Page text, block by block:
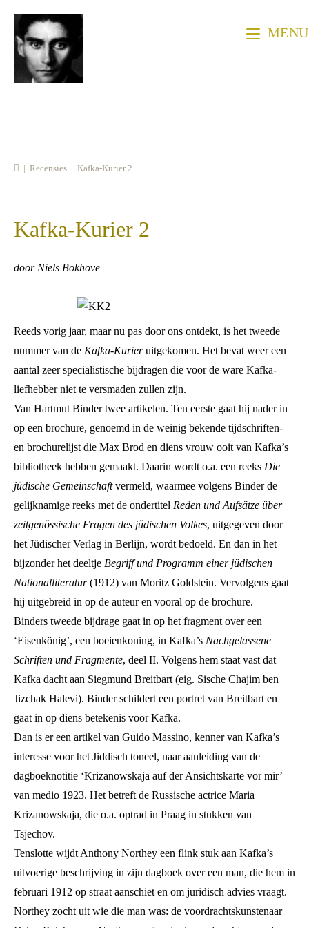
inhoud
MENU
Kafka-Kurier 2
| Recensies | Kafka-Kurier 2
door Niels Bokhove
Reeds vorig jaar, maar nu pas door ons ontdekt, is het tweede
nummer van de Kafka-Kurieruitgekomen. Het bevat weer een
aantal zeer specialistische bijdragen die voor de ware Kafka-
liefhebber niet te versmaden zullen zijn.
Van Hartmut Binder twee artikelen. Ten eerste gaat hij nader in
op een brochure, genoemd in de weinig bekende tijdschriften-
en brochurelijst die Max Brod en diens vrouw ooit van Kafka’s
bibliotheek hebben gemaakt. Daarin wordt o.a. een reeks Die
jüdische Gemeinschaftvermeld, waarmee volgens Binder de
gelijknamige reeks met de ondertitel Reden und Aufsätze über
zeitgenössische Fragen des jüdischen Volkes, uitgegeven door
het Jüdischer Verlag in Berlijn, wordt bedoeld. En dan in het
bijzonder het deeltje Begriff und Programm einer jüdischen
Nationalliteratur(1912) van Moritz Goldstein. Vervolgens gaat
hij uitgebreid in op de auteur en vooral op de brochure.
Binders tweede bijdrage gaat in op het fragment over een
‘Eisenkönig’, een boeienkoning, in Kafka’s Nachgelassene
Schriften und Fragmente, deel II. Volgens hem staat vast dat
Kafka dacht aan Siegmund Breitbart (eig. Sische Chajim ben
Jizchak Halevi). Binder schildert een portret van Breitbart en
gaat in op diens betekenis voor Kafka.
Dan is er een artikel van Guido Massino, kenner van Kafka’s
interesse voor het Jiddisch toneel, naar aanleiding van de
dagboeknotitie ‘Krizanowskaja auf der Ansichtskarte vor mir’
van medio 1923. Het betreft de Russische actrice Maria
Krizanowskaja, die o.a. optrad in Praag in stukken van
Tsjechov.
Tenslotte wijdt Anthony Northey een flink stuk aan Kafka’s
uitvoerige beschrijving in zijn dagboek over een man, die hem in
februari 1912 op straat aanschiet en om juridisch advies vraagt.
Northey zocht uit wie die man was: de voordrachtskunstenaar